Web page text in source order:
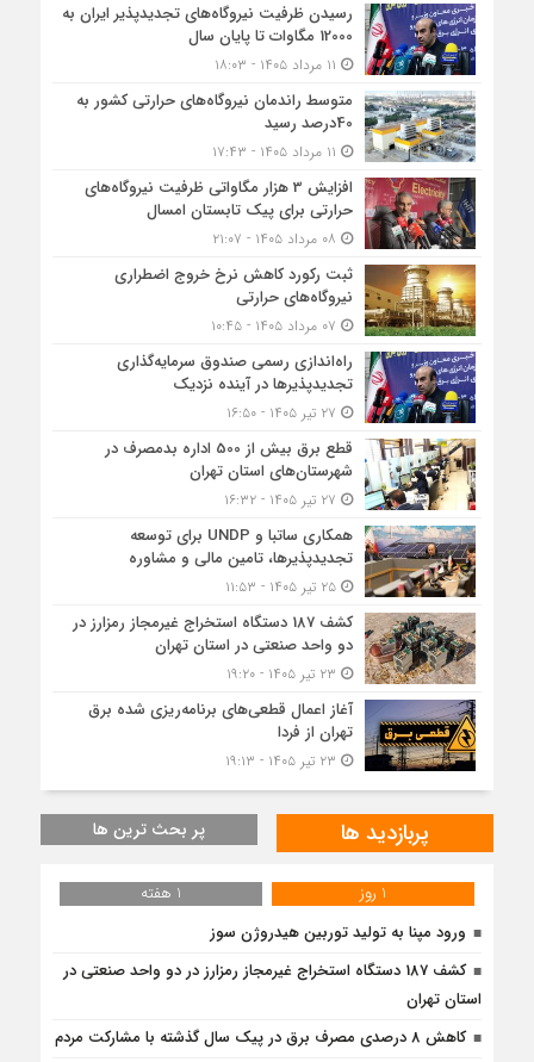
رسیدن ظرفیت نیروگاه‌های تجدیدپذیر ایران به
12000 مگاوات تا پایان سال
متوسط راندمان نیروگاه‌های حرارتی کشور به
40درصد رسید
افزایش 3 هزار مگاواتی ظرفیت نیروگاه‌های
حرارتی برای پیک تابستان امسال
ثبت رکورد کاهش نرخ خروج اضطراری
نیروگاه‌های حرارتی
راه‌اندازی رسمی صندوق سرمایه‌گذاری
تجدیدپذیرها در آینده نزدیک
قطع برق بیش از 500 اداره بدمصرف در
شهرستان‌های استان تهران
همکاری ساتبا و UNDP برای توسعه
تجدیدپذیرها، تامین مالی و مشاوره
۲۵ تیر ۱۴۰۵ - ۱۱:۵۳
کشف 187 دستگاه استخراج غیرمجاز رمزارز در
دو واحد صنعتی در استان تهران
آغاز اعمال قطعی‌های برنامه‌ریزی شده برق
تهران از فردا
پربازدید ها پر بحث ترین ها
1 روز
1 هفته
ورود مپنا به تولید توربین هیدروژن سوز
کشف 187 دستگاه استخراج غیرمجاز رمزارز در دو واحد صنعتی در
استان تهران
کاهش 8 درصدی مصرف برق در پیک سال گذشته با مشارکت مردم